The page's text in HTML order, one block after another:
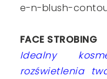
e-n-blush-
FACE STROBING
Idealny
rozświetlenia